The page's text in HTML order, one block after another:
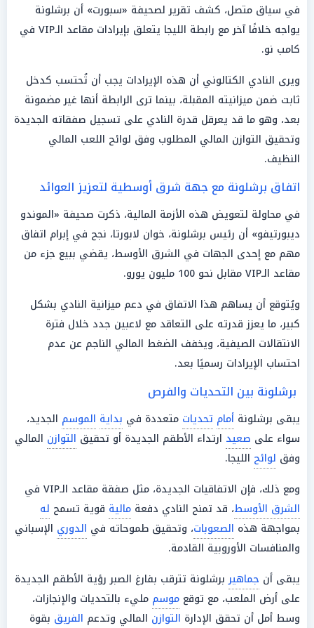
في سياق متصل، كشف تقرير لصحيفة «سبورت» أن برشلونة
يواجه خلافًا آخر مع رابطة الليجا يتعلق بإيرادات مقاعد الـVIP في
كامب نو.
ويرى النادي الكتالوني أن هذه الإيرادات يجب أن تُحتسب كدخل
ثابت ضمن ميزانيته المقبلة، بينما ترى الرابطة أنها غير مضمونة
بعد، وهو ما قد يعرقل قدرة النادي على تسجيل صفقاته الجديدة
وتحقيق التوازن المالي المطلوب وفق لوائح اللعب المالي
النظيف.
اتفاق برشلونة مع جهة شرق أوسطية لتعزيز العوائد
في محاولة لتعويض هذه الأزمة المالية، ذكرت صحيفة «الموندو
ديبورتيفو» أن رئيس برشلونة، خوان لابورتا، نجح في إبرام اتفاق
مهم مع إحدى الجهات في الشرق الأوسط، يقضي ببيع جزء من
مقاعد الـVIP مقابل نحو 100 مليون يورو.
ويُتوقع أن يساهم هذا الاتفاق في دعم ميزانية النادي بشكل
كبير، ما يعزز قدرته على التعاقد مع لاعبين جدد خلال فترة
الانتقالات الصيفية، ويخفف الضغط المالي الناجم عن عدم
احتساب الإيرادات رسميًا بعد.
برشلونة بين التحديات والفرص
يبقى برشلونة أمام تحديات متعددة في بداية الموسم الجديد،
سواء على صعيد ارتداء الأطقم الجديدة أو تحقيق التوازن المالي
وفق لوائح الليجا.
ومع ذلك، فإن الاتفاقيات الجديدة، مثل صفقة مقاعد الـVIP في
الشرق الأوسط، قد تمنح النادي دفعة مالية قوية تسمح له
بمواجهة هذه الصعوبات، وتحقيق طموحاته في الدوري الإسباني
والمنافسات الأوروبية القادمة.
يبقى أن جماهيربرشلونة تترقب بفارغ الصبر رؤية الأطقم الجديدة
على أرض الملعب، مع توقعموسم مليء بالتحديات والإنجازات،
وسط أمل أن تحقق الإدارة التوازن المالي وتدعم الفريق بقوة